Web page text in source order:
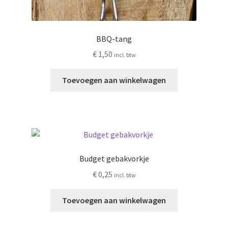
BBQ-tang
€1,50 incl. btw
Toevoegen aan winkelwagen
Budget gebakvorkje
€0,25 incl. btw
Toevoegen aan winkelwagen